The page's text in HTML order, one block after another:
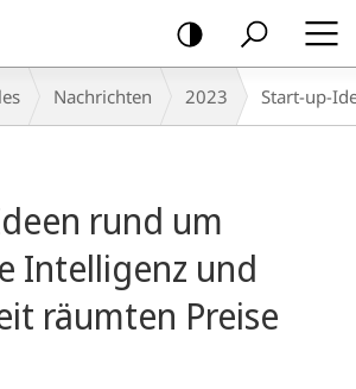
Nachrichten 2023 Start-up-
rund um
Intelligenz und
räumten Preise